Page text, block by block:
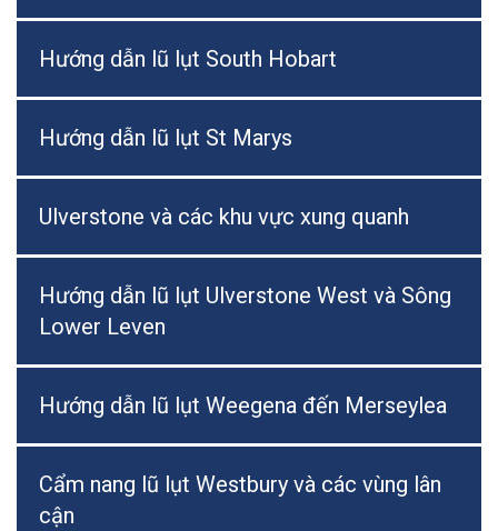
Hướng dẫn lũ lụt South Hobart
Hướng dẫn lũ lụt St Marys
Ulverstone và các khu vực xung quanh
Hướng dẫn lũ lụt Ulverstone West và Sông
Lower Leven
Hướng dẫn lũ lụt Weegena đến Merseylea
Cẩm nang lũ lụt Westbury và các vùng lân
cận